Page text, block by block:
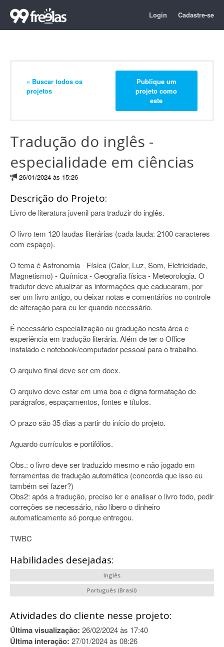
Login Cadastre-se
« Buscar todos os
projetos
Publique um
projeto como
este
Tradução do inglês -
especialidade em ciências
26/01/2024 às 15:26
Descrição do Projeto:
Livro de literatura juvenil para traduzir do inglês.
O livro tem 120 laudas literárias (cada lauda: 2100 caracteres
com espaço).
O tema é Astronomia - Física (Calor, Luz, Som, Eletricidade,
Magnetismo) - Química - Geografia física - Meteorologia. O
tradutor deve atualizar as informações que caducaram, por
ser um livro antigo, ou deixar notas e comentários no controle
de alteração para eu ler quando necessário.
É necessário especialização ou gradução nesta área e
experiência em tradução literária. Além de ter o Office
instalado e notebook/computador pessoal para o trabalho.
O arquivo final deve ser em docx.
O arquivo deve estar em uma boa e digna formatação de
parágrafos, espaçamentos, fontes e títulos.
O prazo são 35 dias a partir do início do projeto.
Aguardo currículos e portifólios.
Obs.: o livro deve ser traduzido mesmo e não jogado em
ferramentas de tradução automática (concorda que isso eu
também sei fazer?)
Obs2: após a tradução, preciso ler e analisar o livro todo, pedir
correções se necessário, não libero o dinheiro
automaticamente só porque entregou.
TWBC
Habilidades desejadas:
Inglês
Português (Brasil)
Atividades do cliente nesse projeto:
Última visualização: 26/02/2024 às 17:40
Última interação: 27/01/2024 às 08:26